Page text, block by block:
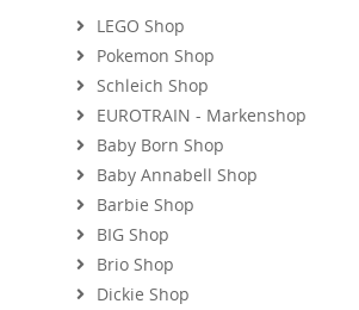
LEGO Shop
Pokemon Shop
Schleich Shop
EUROTRAIN - Markenshop
Baby Born Shop
Baby Annabell Shop
Barbie Shop
BIG Shop
Brio Shop
Dickie Shop